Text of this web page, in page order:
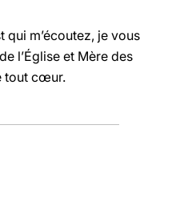
qui m’écoutez, je vous
l’Église et Mère des
tout cœur.